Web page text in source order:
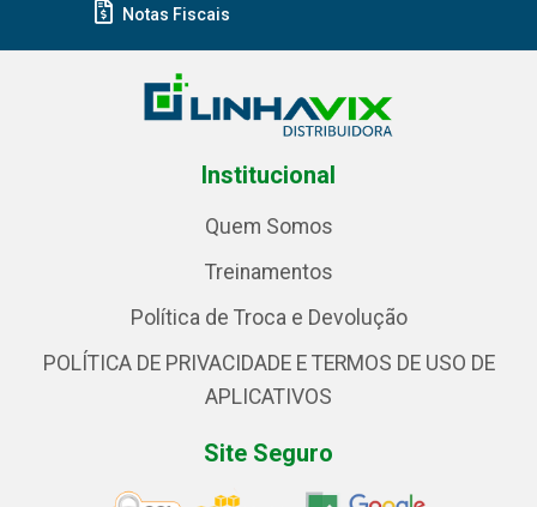
Notas Fiscais
Institucional
Quem Somos
Treinamentos
Política de Troca e Devolução
POLÍTICA DE PRIVACIDADE E TERMOS DE USO DE
APLICATIVOS
Site Seguro